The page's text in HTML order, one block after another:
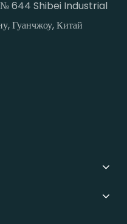
№ 644 Shibei Industrial
Гуанчжоу, Китай